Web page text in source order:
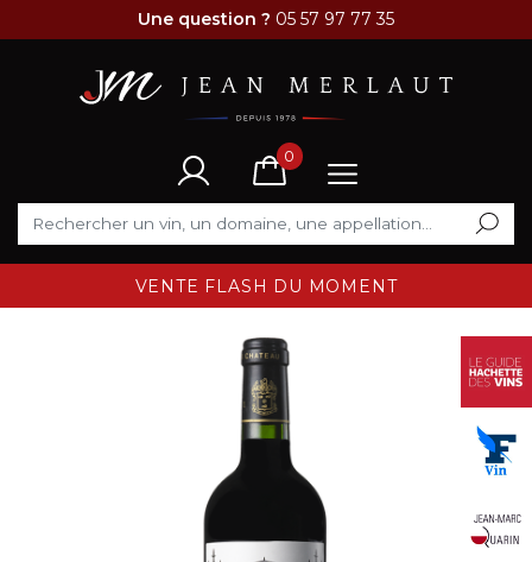
Une question ? 05 57 97 77 35
0
VENTE FLASH DU MOMENT